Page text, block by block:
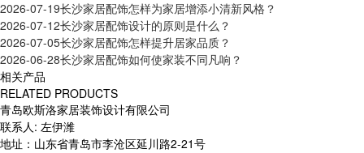
2026-07-19长沙家居配饰怎样为家居增添小清新风格？
2026-07-12长沙家居配饰设计的原则是什么？
2026-07-05长沙家居配饰怎样提升居家品质？
2026-06-28长沙家居配饰如何使家装不同凡响？
相关产品
RELATED PRODUCTS
青岛欧斯洛家居装饰设计有限公司
联系人: 左伊潍
地址：山东省青岛市李沧区延川路2-21号